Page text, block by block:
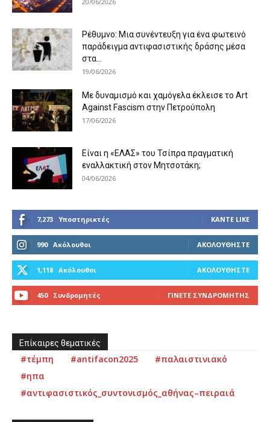
Ρέθυμνο: Μια συνέντευξη για ένα φωτεινό
παράδειγμα αντιφασιστικής δράσης μέσα
στα...
19/06/2026
Με δυναμισμό και χαμόγελα έκλεισε το Art
Against Fascism στην Πετρούπολη
17/06/2026
Είναι η «ΕΛΑΣ» του Τσίπρα πραγματική
εναλλακτική στον Μητσοτάκη;
04/06/2026
7,273 Υποστηρικτές ΚΆΝΤΕ LIKE
990 Ακόλουθοι ΑΚΟΛΟΥΘΉΣΤΕ
1,118 Ακόλουθοι ΑΚΟΛΟΥΘΉΣΤΕ
450 Συνδρομητές ΓΊΝΕΤΕ ΣΥΝΔΡΟΜΗΤΉΣ
Επίκαιρες θεματικές
#τέμπη #antifacon2025
#παλαιστινιακό
#ηπα
#αντιφασιστικός_συντονισμός_αθήνας–πειραιά